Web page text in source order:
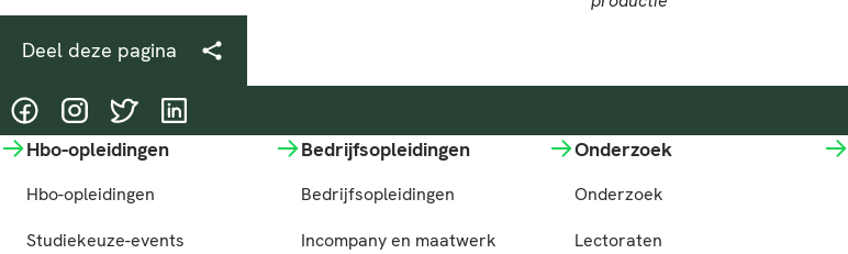
Deel deze pagina
@HASgreenacademy
@HASgreenacademy
@greenacademyHAS
@HASgreenacademy
Hbo-opleidingen
Hbo-opleidingen
Studiekeuze-events
Bedrijfsopleidingen
Bedrijfsopleidingen
Incompany en maatwerk
Onderzoek
Onderzoek
Lectoraten